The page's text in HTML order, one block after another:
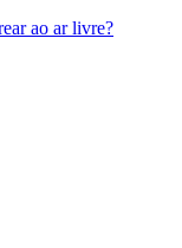
ao ar livre?